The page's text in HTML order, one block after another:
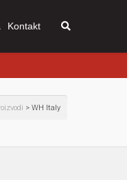
Kontakt
> WH Italy